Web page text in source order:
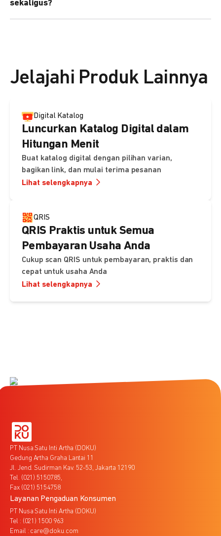
kebutuhan Anda.
sekaligus?
Jelajahi Produk Lainnya
Digital Katalog
Luncurkan Katalog Digital dalam
Hitungan Menit
Buat katalog digital dengan pilihan varian,
bagikan link, dan mulai terima pesanan
Lihat selengkapnya
QRIS
QRIS Praktis untuk Semua
Pembayaran Usaha Anda
Cukup scan QRIS untuk pembayaran, praktis dan
cepat untuk usaha Anda
Lihat selengkapnya
PT Nusa Satu Inti Artha (DOKU)
Gedung Artha Graha Lantai 11
Jl. Jend. Sudirman Kav. 52-53, Jakarta 12190
Tel. (021) 5150785,
Fax (021) 5154758
Layanan Pengaduan Konsumen
PT Nusa Satu Inti Artha (DOKU)
Tel : (021) 1500 963
Email : care@doku.com